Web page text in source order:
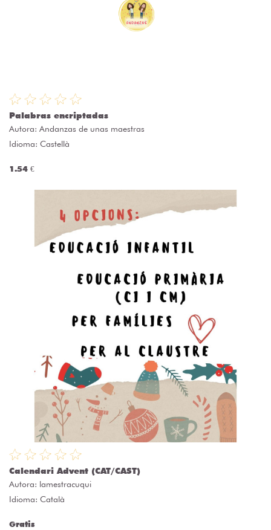
Palabras encriptadas
Autora: Andanzas de unas maestras
Idioma: Castellà
1.54 €
Calendari Advent (CAT/CAST)
Autora: lamestracuqui
Idioma: Català
Gratis